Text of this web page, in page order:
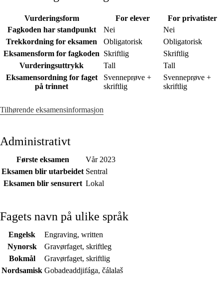
Vurderingsform For elever
For privatister
Fagkoden har standpunkt
Nei
Nei
Trekkordning for eksamen
Obligatorisk
Obligatorisk
Eksamensform for fagkoden Skriftlig
Skriftlig
Vurderingsuttrykk
Tall
Tall
Eksamensordning for faget
på trinnet
Svenneprøve +
skriftlig
Svenneprøve +
skriftlig
Tilhørende eksamensinformasjon
Administrativt
Første eksamen
Vår 2023
Eksamen blir utarbeidet Sentral
Eksamen blir sensurert Lokal
Fagets navn på ulike språk
Engelsk
Engraving, written
Nynorsk
Gravørfaget, skriftleg
Bokmål
Gravørfaget, skriftlig
Nordsamisk Gobadeaddjifága, čálalaš